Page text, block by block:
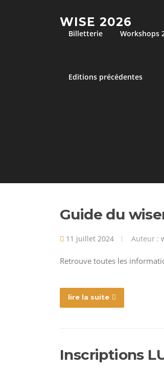
WISE 2026
Billetterie Workshops
Editions précédentes
Guide du
11 juillet 2024 Auteur :
Retrouve toutes les
lire la suite
Inscriptions